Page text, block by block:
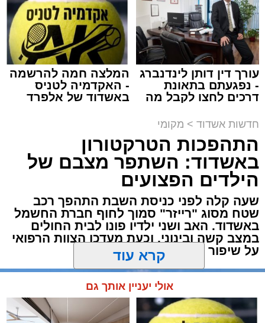
צילום: דוברות המשטרה
מערכת האתר / 15:35 09.08.26
תגים:משטרה, אשדוד
פעילות יזומה של בלשי תחנת משטרת אשדוד
חשפה קזינו מחתרתי שפעל באחד המבנים בעיר.
הפשיטה התבצעה בעקבות מידע מודיעיני שהצביע
על פעילות בלתי חוקית המתקיימת במקום.
עם הגעת הכוחות למבנה, דרשו השוטרים את
פתיחת הדלתות, אך הנוכחים במקום בחרו
להתעלם וסירבו לאפשר לכוחות להיכנס. לנוכח
הסירוב, נאלצו הבלשים לפרוץ את הדלת בכוח
כדי לחדור פנימה.
עורך דין דותן לינדנברג
- נפגעתם בתאונת
דרכים לחצו לקבל מה
המלצה חמה להרשמה
- האקדמיה לטניס
באשדוד של אלפרד
חדשות אשדוד > מקומי
התהפכות הטרקטורון
באשדוד: השתפר מצבם של
הילדים הפצועים
שעה קלה לפני כניסת השבת התהפך רכב
שטח מסוג "רייזר" סמוך לחוף חברת החשמל
באשדוד. האב ושני ילדיו פונו לבית החולים
במצב קשה ובינוני, וכעת מעדכן הצוות הרפואי
על שיפור במצבם
קרא עוד
אולי יעניין אותך גם